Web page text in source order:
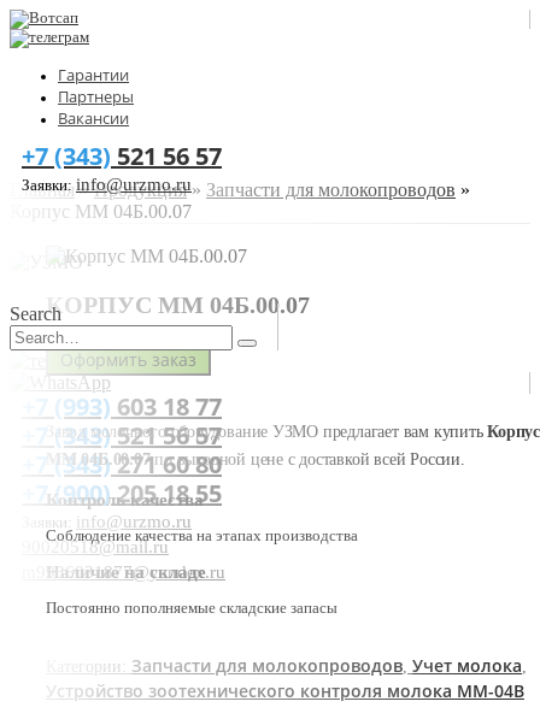
Гарантии
Партнеры
Вакансии
+7 (343) 521 56 57
Заявки:info@urzmo.ru
Search
+7 (993) 603 18 77
+7 (343)521 56 57
+7 (343)271 60 80
+7 (900)205 18 55
Заявки:
info@urzmo.ru
90020518@mail.ru
m9936031877@yandex.ru
Главная»Продукция» Запчасти для молокопроводов »
Корпус ММ 04Б.00.07
КОРПУС ММ 04Б.00.07
Оформить заказ
Завод молочного оборудование УЗМО предлагает вам купитьКорпус
ММ 04Б.00.07по выгодной цене с доставкой всей России.
Контроль качества
Соблюдение качества на этапах производства
Наличие на складе
Постоянно пополняемые складские запасы
Категории: Запчасти для молокопроводов Учет молока
Устройство зоотехнического контроля молока ММ-04В